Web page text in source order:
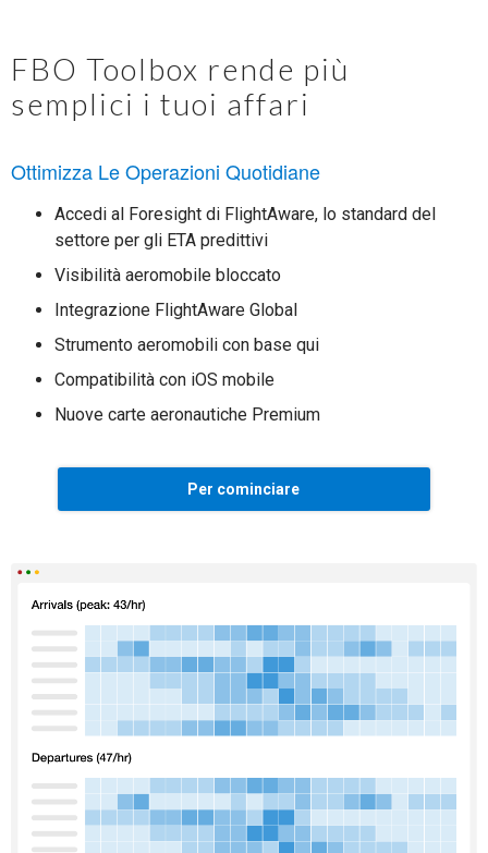
FBO Toolbox rende più
semplici i tuoi affari
Ottimizza Le Operazioni Quotidiane
Accedi al Foresight di FlightAware, lo standard del
settore per gli ETA predittivi
Visibilità aeromobile bloccato
Integrazione FlightAware Global
Strumento aeromobili con base qui
Compatibilità con iOS mobile
Nuove carte aeronautiche Premium
Per cominciare